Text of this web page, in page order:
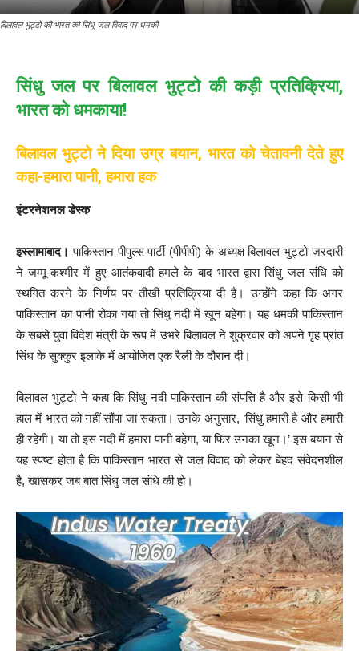
बिलावल भुट्टो की भारत को सिंधु जल विवाद पर धमकी
सिंधु जल पर बिलावल भुट्टो की कड़ी प्रतिक्रिया,
भारत को धमकाया!
बिलावल भुट्टो ने दिया उग्र बयान, भारत को चेतावनी देते हुए
कहा-हमारा पानी, हमारा हक
इंटरनेशनल डेस्क
इस्लामाबाद। पाकिस्तान पीपुल्स पार्टी (पीपीपी) के अध्यक्ष बिलावल भुट्टो जरदारी
ने जम्मू-कश्मीर में हुए आतंकवादी हमले के बाद भारत द्वारा सिंधु जल संधि को
स्थगित करने के निर्णय पर तीखी प्रतिक्रिया दी है। उन्होंने कहा कि अगर
पाकिस्तान का पानी रोका गया तो सिंधु नदी में खून बहेगा। यह धमकी पाकिस्तान
के सबसे युवा विदेश मंत्री के रूप में उभरे बिलावल ने शुक्रवार को अपने गृह प्रांत
सिंध के सुक्कुर इलाके में आयोजित एक रैली के दौरान दी।
बिलावल भुट्टो ने कहा कि सिंधु नदी पाकिस्तान की संपत्ति है और इसे किसी भी
हाल में भारत को नहीं सौंपा जा सकता। उनके अनुसार, ‘सिंधु हमारी है और हमारी
ही रहेगी। या तो इस नदी में हमारा पानी बहेगा, या फिर उनका खून।’ इस बयान से
यह स्पष्ट होता है कि पाकिस्तान भारत से जल विवाद को लेकर बेहद संवेदनशील
है, खासकर जब बात सिंधु जल संधि की हो।